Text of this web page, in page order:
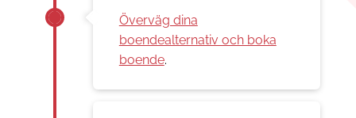
Överväg dina
boendealternativ och boka
boende.